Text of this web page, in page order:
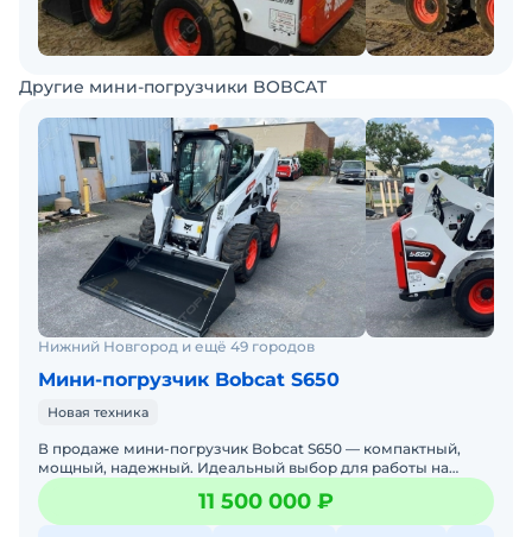
Другие мини-погрузчики BOBCAT
Нижний Новгород и ещё 49 городов
Мини-погрузчик Bobcat S650
Новая техника
В продаже мини-погрузчик Bobcat S650 — компактный,
мощный, надежный. Идеальный выбор для работы на
стройке, в коммунальном хозяйстве, на складах и фермах.
Бобке
11 500 000 ₽